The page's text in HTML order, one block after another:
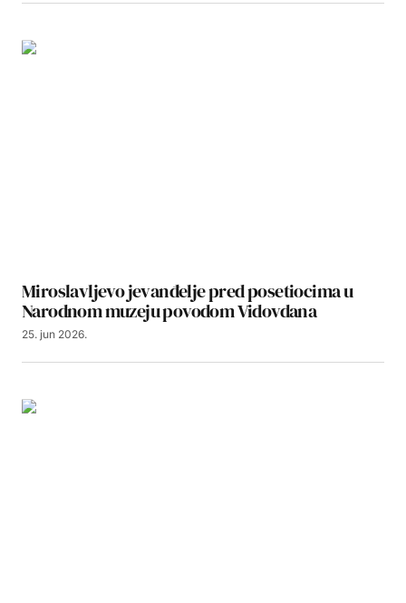
Miroslavljevo jevanđelje pred posetiocima u
Narodnom muzeju povodom Vidovdana
25. jun 2026.